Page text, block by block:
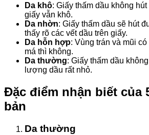
Da khô: Giấy thấm dầu không
giấy vẫn khô.
Da nhờn: Giấy thấm dầu sẽ hút
thấy rõ các vết dầu trên giấy.
Da hỗn hợp: Vùng trán và mũi
má thì không.
Da thường: Giấy thấm dầu
lượng dầu rất nhỏ.
Đặc điểm nhận biết của
bản
Da thường